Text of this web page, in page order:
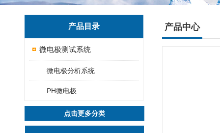
产品目录
微电极测试系统
微电极分析系统
PH微电极
点击更多分类
产品中心